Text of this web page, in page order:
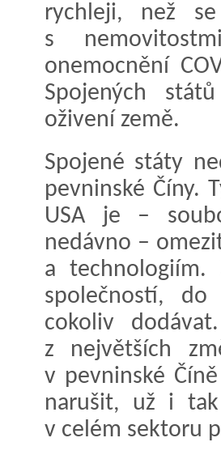
rychleji, než
s
onemocnění
Spojených
oživení země.
Spojené státy
pevninské Číny.
USA je –
nedávno –
a technologiím.
společností,
cokoliv
z největších
v pevninské
narušit, už i tak
v celém sektoru